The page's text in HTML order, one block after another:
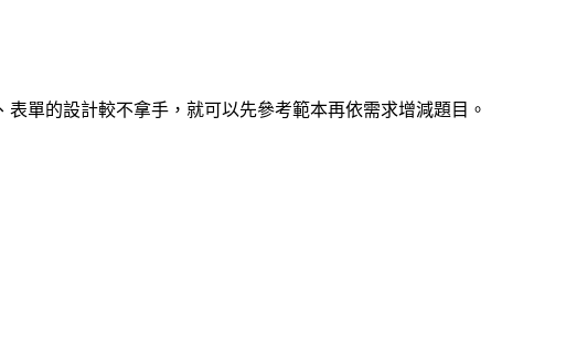
單的設計較不拿手，就可以先參考範本再依需求增減題目。